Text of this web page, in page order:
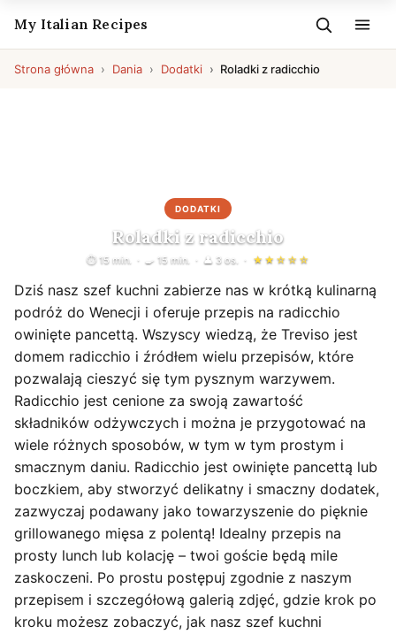
My Italian Recipes
Strona główna Dania Dodatki Roladki z radicchio
DODATKI
Roladki z radicchio
⏱ 15 min. 🍳 15 min. 👤 3 os. ★★☆☆☆
Dziś nasz szef kuchni zabierze nas w krótką kulinarną
podróż do Wenecji i oferuje przepis na radicchio
owinięte pancettą. Wszyscy wiedzą, że Treviso jest
domem radicchio i źródłem wielu przepisów, które
pozwalają cieszyć się tym pysznym warzywem.
Radicchio jest cenione za swoją zawartość
składników odżywczych i można je przygotować na
wiele różnych sposobów, w tym w tym prostym i
smacznym daniu. Radicchio jest owinięte pancettą lub
boczkiem, aby stworzyć delikatny i smaczny dodatek,
zazwyczaj podawany jako towarzyszenie do pięknie
grillowanego mięsa z polentą! Idealny przepis na
prosty lunch lub kolację – twoi goście będą mile
zaskoczeni. Po prostu postępuj zgodnie z naszym
przepisem i szczegółową galerią zdjęć, gdzie krok po
kroku możesz zobaczyć, jak nasz szef kuchni